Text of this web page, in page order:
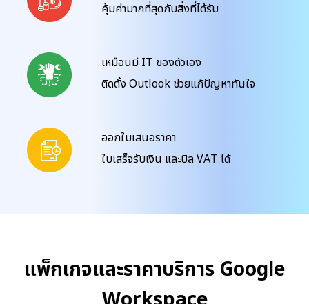
คุ้มค่ามากที่สุดกับสิ่งที่ได้รับ
เหมือนมี IT ของตัวเอง
ติดตั้ง Outlook ช่วยแก้ปัญหาทันใจ
ออกใบเสนอราคา
ใบเสร็จรับเงิน และบิล VAT ได้
แพ็กเกจและราคาบริการ Google